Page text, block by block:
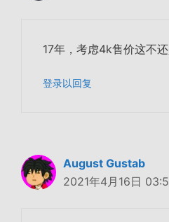
17年，考虑4k售价这不
登录以回复
August Gustab
2021年4月16日